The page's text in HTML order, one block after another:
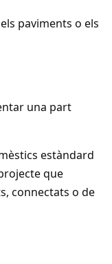
paviments o els
una part
estàndard
que
connectats o de